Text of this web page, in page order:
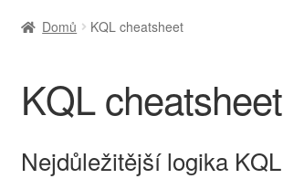
KQL cheatsheet
Domů KQL cheatsheet
KQL cheatsheet
Nejdůležitější logika KQL